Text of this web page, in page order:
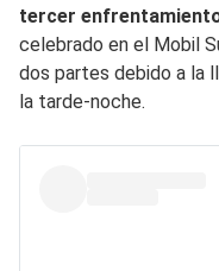
tercer
celebrado en el Mobil
dos partes debido a la
la tarde-noche.